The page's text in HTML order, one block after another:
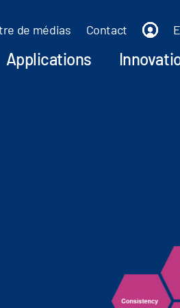
de médias Contact
Applications